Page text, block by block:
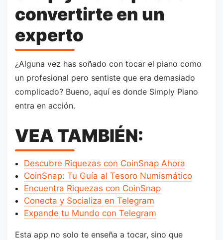
convertirte en un
experto
¿Alguna vez has soñado con tocar el piano como
un profesional pero sentiste que era demasiado
complicado? Bueno, aquí es donde Simply Piano
entra en acción.
VEA TAMBIÉN:
Descubre Riquezas con CoinSnap Ahora
CoinSnap: Tu Guía al Tesoro Numismático
Encuentra Riquezas con CoinSnap
Conecta y Socializa en Telegram
Expande tu Mundo con Telegram
Esta app no solo te enseña a tocar, sino que